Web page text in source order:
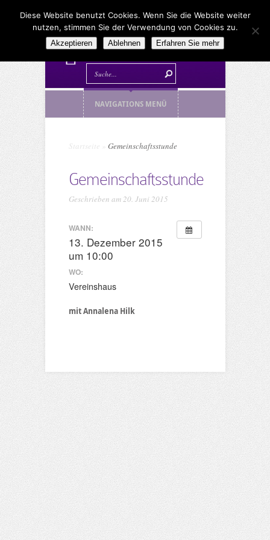
NAVIGATIONS MENÜ
Startseite Gemeinschaftsstunde
Gemeinschaftsstunde
Geschrieben am 20. Juni 2015
WANN:
13. Dezember 2015
um 10:00
WO:
Vereinshaus
mit Annalena Hilk
Diese Website benutzt Cookies. Wenn Sie die Website weiter
nutzen, stimmen Sie der Verwendung von Cookies zu.
Akzeptieren Ablehnen Erfahren Sie mehr